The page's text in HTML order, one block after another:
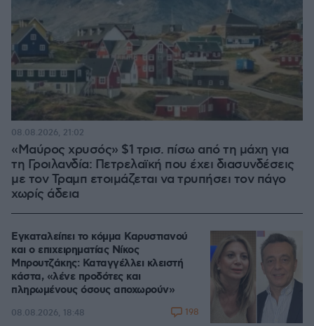
«Μαύρος χρυσός» $1 τρισ. πίσω από τη μάχη για
τη Γροιλανδία: Πετρελαϊκή που έχει διασυνδέσεις
με τον Τραμπ ετοιμάζεται να τρυπήσει τον πάγο
χωρίς άδεια
08.08.2026, 21:02
Εγκαταλείπει το κόμμα Καρυστιανού
και ο επιχειρηματίας Νίκος
Μπρουτζάκης: Καταγγέλλει κλειστή
κάστα, «λένε προδότες και
πληρωμένους όσους αποχωρούν»
08.08.2026, 18:48 198